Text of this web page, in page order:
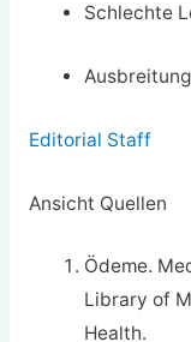
Schlechte
Editorial Staff
Ansicht Quellen
Ödeme.
Library of
Health.